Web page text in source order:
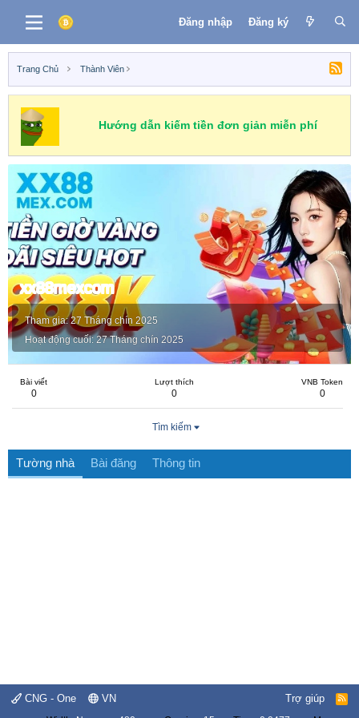
Đăng nhập Đăng ký
Trang Chủ Thành Viên
Hướng dẫn kiếm tiền đơn giản miễn phí
xx88mexcom
Tham gia 27 Tháng chín 2025
Hoạt động cuối 27 Tháng chín 2025
Bài viết
0
Lượt thích
0
VNB Token
0
Tìm kiếm
Tường nhà Bài đăng Thông tin
CNG - One VN Trợ giúp
R